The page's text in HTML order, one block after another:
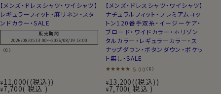
【メンズ・ドレスシャツ・ワイシャツ】
レギュラーフィット・麻リネン・スタ
ンドカラー・SALE
販売期間
2026/08/05 13:00〜2026/08/19 13:00
（0）
¥11,000 (税込)
¥7,700 税込
【メンズ・ドレスシャツ・ワイシャツ】
ナチュラルフィット・プレミアムコッ
トン120番手双糸・イージーケア・
ブロード・ワイドカラー・ホリゾン
タルカラー・レギュラーカラー・ス
ナップダウン・ボタンダウン・ポケッ
ト無し・SALE
5.00 （6）
¥13,200 (税込)
¥7,700 税込